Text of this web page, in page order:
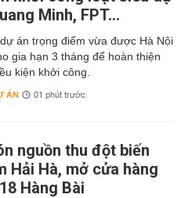
Minh, FPT...
án trọng điểm vừa được Hà Nội
gia hạn 3 tháng để hoàn thiện
kiện khởi công.
ÁN 01 phút trước
nguồn thu đột biến
Hải Hà, mở cửa hàng
Hàng Bài